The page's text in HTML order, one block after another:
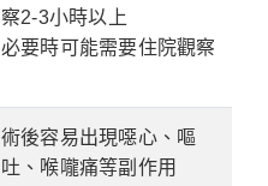
察2-3小時以上
必要時可能需要住院觀察
術後容易出現噁心、嘔
吐、喉嚨痛等副作用